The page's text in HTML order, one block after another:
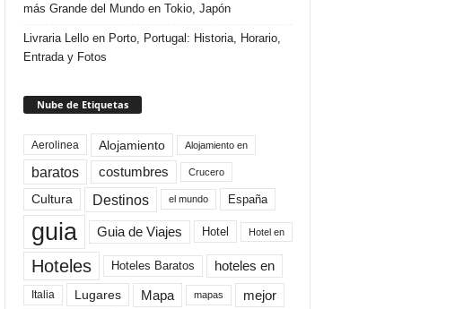
más Grande del Mundo en Tokio, Japón
Livraria Lello en Porto, Portugal: Historia, Horario,
Entrada y Fotos
Nube de Etiquetas
Aerolinea Alojamiento Alojamiento en
baratos costumbres Crucero
Cultura Destinos el mundo España
guia Guia de Viajes Hotel Hotel en
Hoteles Hoteles Baratos hoteles en
Italia Lugares Mapa mapas mejor